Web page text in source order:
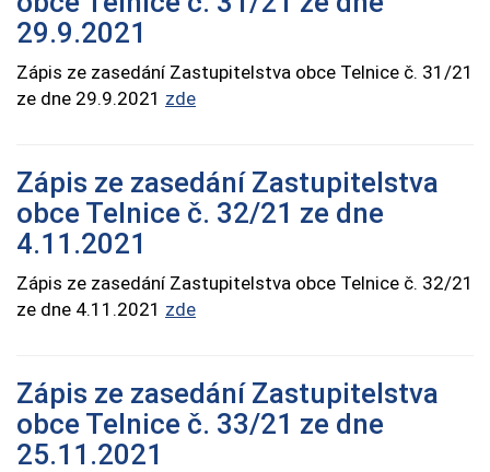
29.9.2021
Zápis ze zasedání Zastupitelstva obce Telnice č. 31/21
ze dne 29.9.2021 zde
Zápis ze zasedání Zastupitelstva
obce Telnice č. 32/21 ze dne
4.11.2021
Zápis ze zasedání Zastupitelstva obce Telnice č. 32/21
ze dne 4.11.2021 zde
Zápis ze zasedání Zastupitelstva
obce Telnice č. 33/21 ze dne
25.11.2021